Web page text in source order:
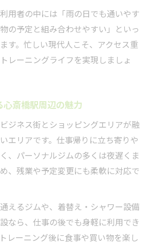
用者の中には「雨の日でも通いやす
の予定と組み合わせやすい」といっ
す。忙しい現代人こそ、アクセス重
レーニングライフを実現しましょ
斎橋駅周辺の魅力
ジネス街とショッピングエリアが融
エリアです。仕事帰りに立ち寄りや
、パーソナルジムの多くは夜遅くま
、残業や予定変更にも柔軟に対応で
えるジムや、着替え・シャワー設備
なら、仕事の後でも身軽に利用でき
レーニング後に食事や買い物を楽し